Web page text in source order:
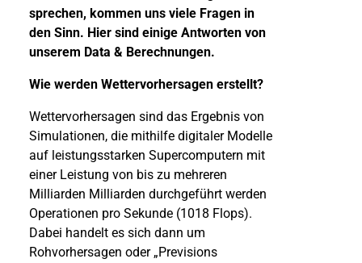
sprechen, kommen uns viele Fragen in
den Sinn. Hier sind einige Antworten von
unserem Data & Berechnungen.
Wie werden Wettervorhersagen erstellt?
Wettervorhersagen sind das Ergebnis von
Simulationen, die mithilfe digitaler Modelle
auf leistungsstarken Supercomputern mit
einer Leistung von bis zu mehreren
Milliarden Milliarden durchgeführt werden
Operationen pro Sekunde (1018 Flops).
Dabei handelt es sich dann um
Rohvorhersagen oder „Previsions